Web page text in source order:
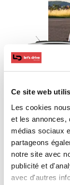
Ce site web
Les cookies
et les annonces,
médias sociaux
partageons
notre site avec
publicité et
avec d'autres